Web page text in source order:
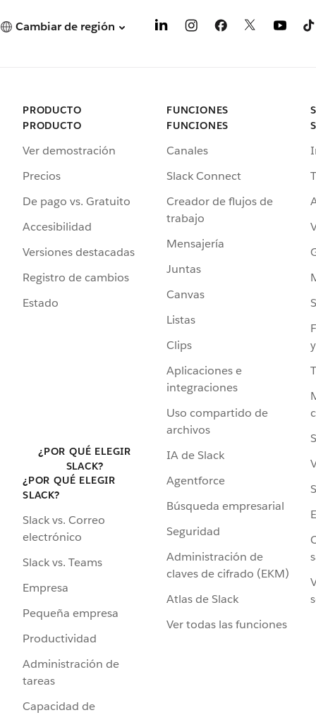
Cambiar de región
PRODUCTO
PRODUCTO
Ver demostración
Precios
De pago vs. Gratuito
Accesibilidad
Versiones destacadas
Registro de cambios
Estado
¿POR QUÉ ELEGIR
SLACK?
¿POR QUÉ ELEGIR
SLACK?
Slack vs. Correo
electrónico
Slack vs. Teams
Empresa
Pequeña empresa
Productividad
Administración de
tareas
Capacidad de
FUNCIONES
FUNCIONES
Canales
Slack Connect
Creador de flujos de
trabajo
Mensajería
Juntas
Canvas
Listas
Clips
Aplicaciones e
integraciones
Uso compartido de
archivos
IA de Slack
Agentforce
Búsqueda empresarial
Seguridad
Administración de
claves de cifrado (EKM)
Atlas de Slack
Ver todas las funciones